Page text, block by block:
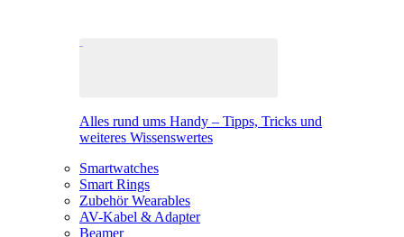
Alles rund ums Handy – Tipps, Tricks und
weiteres Wissenswertes
Smartwatches
Smart Rings
Zubehör Wearables
AV-Kabel & Adapter
Beamer